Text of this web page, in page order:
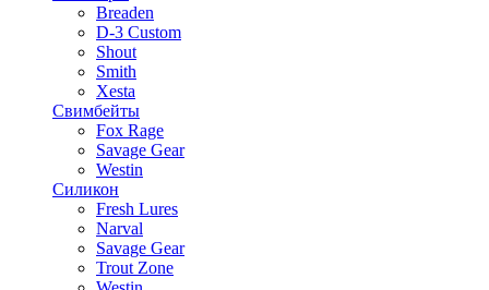
Breaden
D-3 Custom
Shout
Smith
Xesta
Свимбейты
Fox Rage
Savage Gear
Westin
Силикон
Fresh Lures
Narval
Savage Gear
Trout Zone